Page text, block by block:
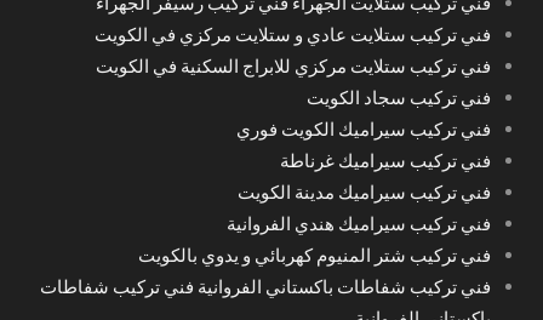
فني تركيب ستلايت عادي و ستلايت مركزي في الكويت
فني تركيب ستلايت مركزي للابراج السكنية في الكويت
فني تركيب سجاد الكويت
فني تركيب سيراميك الكويت فوري
فني تركيب سيراميك غرناطة
فني تركيب سيراميك مدينة الكويت
فني تركيب سيراميك هندي الفروانية
فني تركيب شتر المنيوم كهربائي و يدوي بالكويت
فني تركيب شفاطات باكستاني الفروانية فني تركيب شفاطات